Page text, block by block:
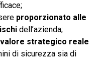
proporzionato alle
dell’azienda;
valore strategico reale
di sicurezza sia di